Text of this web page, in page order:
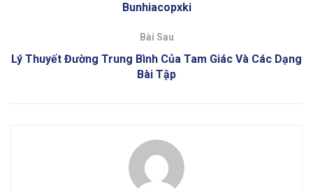
Bunhiacopxki
Bài Sau
Lý Thuyết Đường Trung Bình Của Tam Giác Và Các Dạng
Bài Tập